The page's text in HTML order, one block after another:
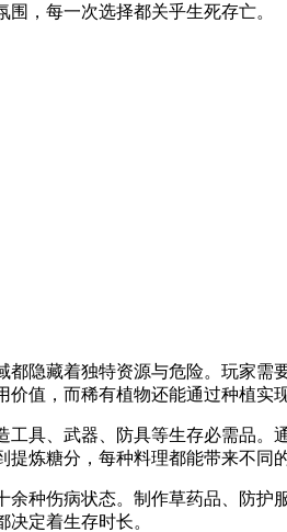
，每一次选择都关乎生死存亡。
隐藏着独特资源与危险。玩家
值，而稀有植物还能通过种植实
具、武器、防具等生存必需品
炼糖分，每种料理都能带来不同
种伤病状态。制作草药品、防
定着生存时长。